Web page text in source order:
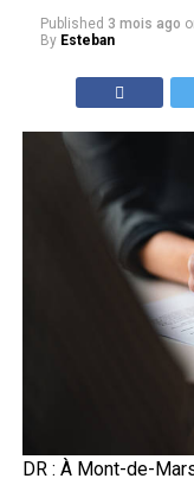
Published 3 mois ago
By Esteban
DR : À Mont-de-